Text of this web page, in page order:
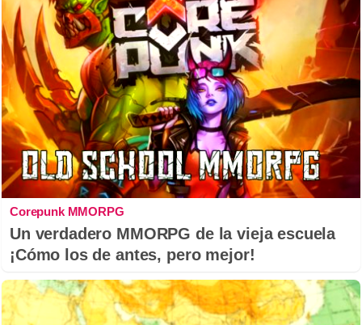
Corepunk MMORPG
Un verdadero MMORPG de la vieja escuela
¡Cómo los de antes, pero mejor!